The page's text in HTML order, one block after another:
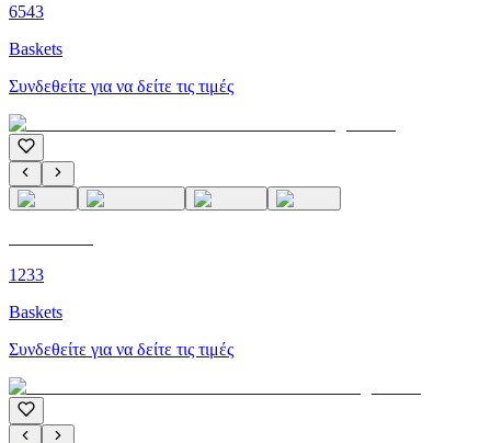
6543
Baskets
Συνδεθείτε για να δείτε τις τιμές
1233
Baskets
Συνδεθείτε για να δείτε τις τιμές